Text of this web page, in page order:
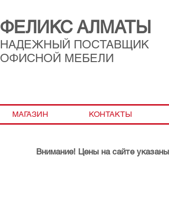
ФЕЛИКС АЛМАТЫ
НАДЕЖНЫЙ ПОСТАВЩИК
ОФИСНОЙ МЕБЕЛИ
МАГАЗИН КОНТАКТЫ
Внимание! Цены на сайте